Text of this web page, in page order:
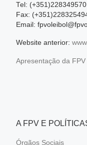
Tel: (+351)228349570
Fax:
Email:
Website anterior:
Apresentação da FPV
A FPV E
Órgãos Sociais